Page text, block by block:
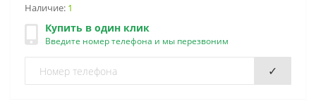
Наличие: 1
Купить в один клик
Введите номер телефона и мы перезвоним
✓